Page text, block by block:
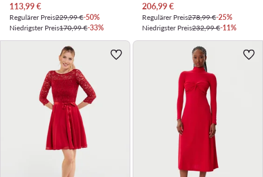
Aktueller Preis
113,99€
Regulärer Preis229,99 €-50%
Niedrigster Preis170,99 €-33%
Aktueller Preis
206,99€
Regulärer Preis278,99 €-25%
Niedrigster Preis232,99 €-11%